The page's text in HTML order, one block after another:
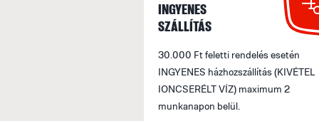
INGYENES
SZÁLLÍTÁS
30.000 Ft feletti rendelés esetén
INGYENES házhozszállítás (KIVÉTEL
IONCSERÉLT VÍZ) maximum 2
munkanapon belül.